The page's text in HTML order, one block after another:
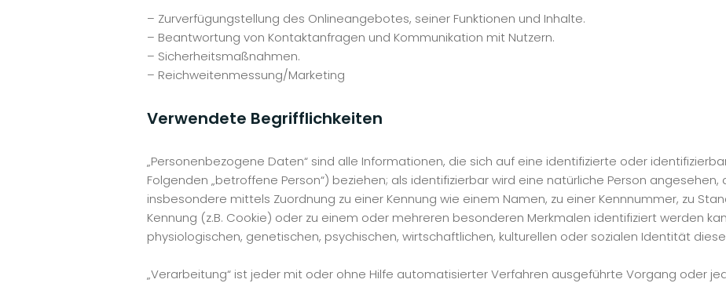
– Zurverfügungstellung des Onlineangebotes, seiner Funktionen und Inhalte.
– Beantwortung von Kontaktanfragen und Kommunikation mit Nutzern.
– Sicherheitsmaßnahmen.
– Reichweitenmessung/Marketing
Verwendete Begrifflichkeiten
„Personenbezogene Daten“ sind alle Informationen, die sich auf eine identifizierte oder
Folgenden „betroffene Person“) beziehen; als identifizierbar wird eine natürliche Person angesehen,
insbesondere mittels Zuordnung zu einer Kennung wie einem Namen, zu einer Kennnummer, zu
Kennung (z.B. Cookie) oder zu einem oder mehreren besonderen Merkmalen identifiziert werden
physiologischen, genetischen, psychischen, wirtschaftlichen, kulturellen oder sozialen Identität
„Verarbeitung“ ist jeder mit oder ohne Hilfe automatisierter Verfahren ausgeführte Vorgang oder